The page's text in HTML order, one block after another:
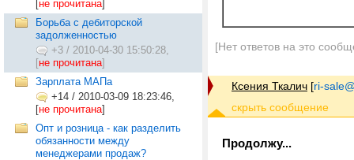
не прочитана]
Борьба с дебиторской
задолженностью
+3 / 2010-04-30 15:50:28,
[не прочитана]
Зарплата МАПа
+14 / 2010-03-09 18:23:46,
[не прочитана]
Опт и розница - как разделить
обязанности между
менеджерами продаж?
[Нет ответов на это
Ксения Ткалич [ri-
Продолжу...